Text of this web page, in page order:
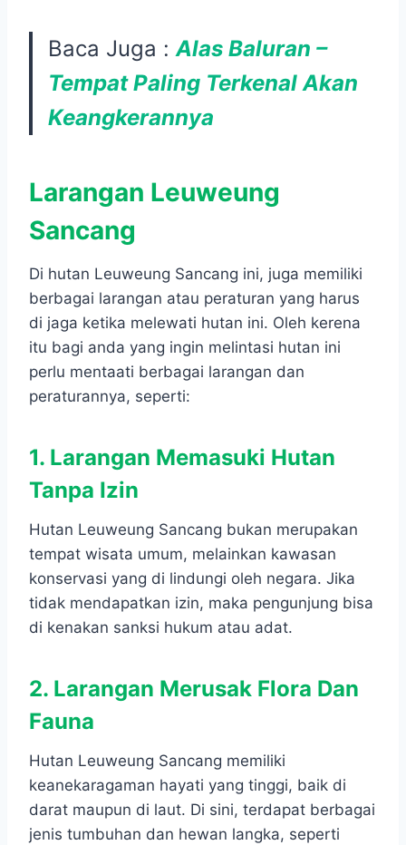
Baca Juga :Alas Baluran –
Tempat Paling Terkenal Akan
Keangkerannya
Larangan Leuweung
Sancang
Di hutan Leuweung Sancang ini, juga memiliki
berbagai larangan atau peraturan yang harus
di jaga ketika melewati hutan ini. Oleh kerena
itu bagi anda yang ingin melintasi hutan ini
perlu mentaati berbagai larangan dan
peraturannya, seperti:
1. Larangan Memasuki Hutan
Tanpa Izin
Hutan Leuweung Sancang bukan merupakan
tempat wisata umum, melainkan kawasan
konservasi yang di lindungi oleh negara. Jika
tidak mendapatkan izin, maka pengunjung bisa
di kenakan sanksi hukum atau adat.
2. Larangan Merusak Flora Dan
Fauna
Hutan Leuweung Sancang memiliki
keanekaragaman hayati yang tinggi, baik di
darat maupun di laut. Di sini, terdapat berbagai
jenis tumbuhan dan hewan langka, seperti